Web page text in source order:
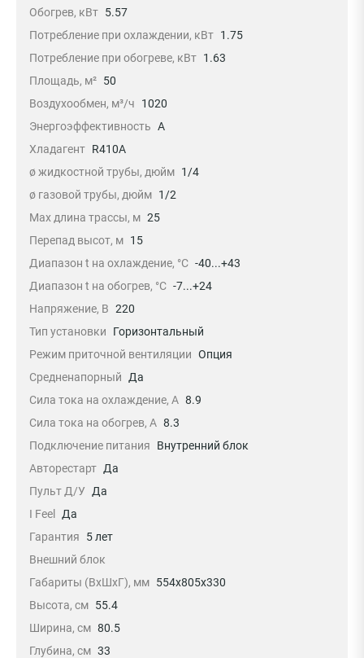
Обогрев, кВт 5.57
Потребление при охлаждении, кВт 1.75
Потребление при обогреве, кВт 1.63
Площадь, м² 50
Воздухообмен, м³/ч
1020
Энергоэффективность A
Хладагент R410A
ø жидкостной трубы, дюйм 1/4
ø газовой трубы, дюйм 1/2
Max длина трассы, м 25
Перепад высот, м 15
Диапазон t на охлаждение, °С -40...+43
Диапазон t на обогрев, °С -7...+24
Напряжение, В 220
Тип установки
Горизонтальный
Режим приточной вентиляции Опция
Средненапорный
Да
Сила тока на охлаждение, А 8.9
Сила тока на обогрев, А 8.3
Подключение питания
Внутренний блок
Авторестарт Да
Пульт Д/У
Да
I Feel
Да
Гарантия
5 лет
Внешний блок
Габариты (ВхШхГ), мм 554x805x330
Высота, см 55.4
Ширина, см 80.5
Глубина, см 33